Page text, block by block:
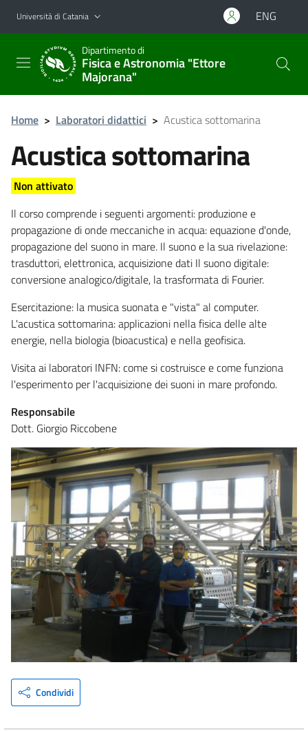
Vai al contenuto principale
Vai al menu di navigazione
Università di Catania ENG
Dipartimento di
Fisica e Astronomia "Ettore
Majorana"
Home > Laboratori didattici > Acustica sottomarina
Acustica sottomarina
Non attivato
Il corso comprende i seguenti argomenti: produzione e
propagazione di onde meccaniche in acqua: equazione d'onde,
propagazione del suono in mare. Il suono e la sua rivelazione:
trasduttori, elettronica, acquisizione dati Il suono digitale:
conversione analogico/digitale, la trasformata di Fourier.
Esercitazione: la musica suonata e "vista" al computer.
L'acustica sottomarina: applicazioni nella fisica delle alte
energie, nella biologia (bioacustica) e nella geofisica.
Visita ai laboratori INFN: come si costruisce e come funziona
l'esperimento per l'acquisizione dei suoni in mare profondo.
Responsabile
Dott. Giorgio Riccobene
Condividi